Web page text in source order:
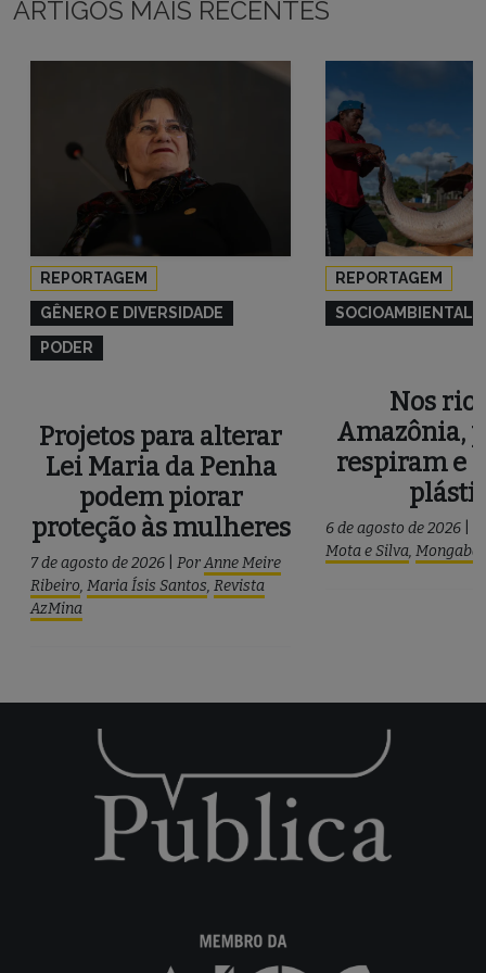
ARTIGOS MAIS RECENTES
REPORTAGEM
GÊNERO E DIVERSIDADE
PODER
Projetos para alterar
Lei Maria da Penha
podem piorar
proteção às mulheres
7 de agosto de 2026 PorAnne Meire
Ribeiro, Maria Ísis Santos, Revista
AzMina
REPORTAGEM
SOCIOAMBIENTAL
Nos
Amazônia,
respiram e
6 de agosto de 2026
Mota e Silva,